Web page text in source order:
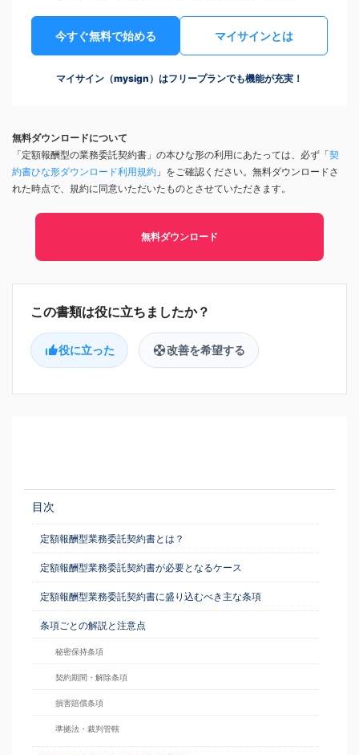
今すぐ無料で始める マイサインとは
マイサイン（mysign）はフリープランでも機能が充実！
無料ダウンロードについて
「定額報酬型の業務委託契約書」の本ひな形の利用にあたっては、必ず「契
約書ひな形ダウンロード利用規約 」をご確認ください。無料ダウンロードさ
れた時点で、規約に同意いただいたものとさせていただきます。
無料ダウンロード
役に立った 改善を希望する
目次
定額報酬型業務委託契約書とは？
定額報酬型業務委託契約書が必要となるケース
定額報酬型業務委託契約書に盛り込むべき主な条項
条項ごとの解説と注意点
秘密保持条項
契約期間・解除条項
損害賠償条項
準拠法・裁判管轄